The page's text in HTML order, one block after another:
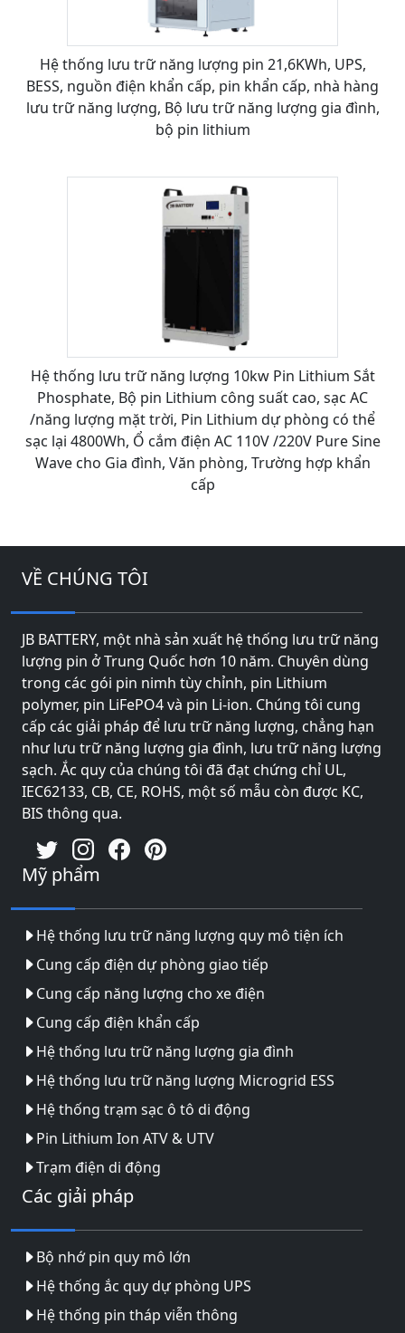
Hệ thống lưu trữ năng lượng pin 21,6KWh, UPS,
BESS, nguồn điện khẩn cấp, pin khẩn cấp, nhà hàng
lưu trữ năng lượng, Bộ lưu trữ năng lượng gia đình,
bộ pin lithium
Hệ thống lưu trữ năng lượng 10kw Pin Lithium Sắt
Phosphate, Bộ pin Lithium công suất cao, sạc AC
/năng lượng mặt trời, Pin Lithium dự phòng có thể
sạc lại 4800Wh, Ổ cắm điện AC 110V /220V Pure Sine
Wave cho Gia đình, Văn phòng, Trường hợp khẩn
cấp
VỀ CHÚNG TÔI
JB BATTERY, một nhà sản xuất hệ thống lưu trữ năng
lượng pin ở Trung Quốc hơn 10 năm. Chuyên dùng
trong các gói pin nimh tùy chỉnh, pin Lithium
polymer, pin LiFePO4 và pin Li-ion. Chúng tôi cung
cấp các giải pháp để lưu trữ năng lượng, chẳng hạn
như lưu trữ năng lượng gia đình, lưu trữ năng lượng
sạch. Ắc quy của chúng tôi đã đạt chứng chỉ UL,
IEC62133, CB, CE, ROHS, một số mẫu còn được KC,
BIS thông qua.
Mỹ phẩm
Hệ thống lưu trữ năng lượng quy mô tiện ích
Cung cấp điện dự phòng giao tiếp
Cung cấp năng lượng cho xe điện
Cung cấp điện khẩn cấp
Hệ thống lưu trữ năng lượng gia đình
Hệ thống lưu trữ năng lượng Microgrid ESS
Hệ thống trạm sạc ô tô di động
Pin Lithium Ion ATV & UTV
Trạm điện di động
Các giải pháp
Bộ nhớ pin quy mô lớn
Hệ thống ắc quy dự phòng UPS
Hệ thống pin tháp viễn thông